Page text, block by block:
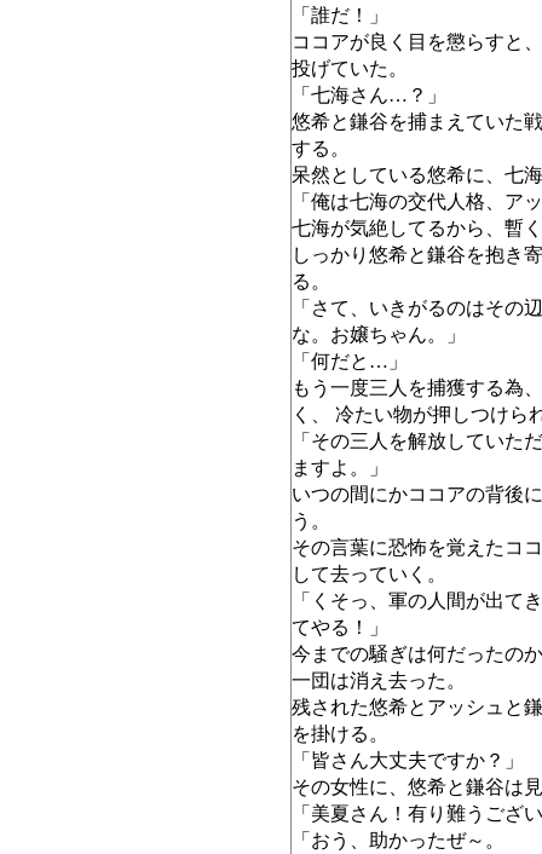
「誰だ！」
ココアが良く目を懲らすと
投げていた。
「七海さん…？」
悠希と鎌谷を捕まえていた
する。
呆然としている悠希に、七
「俺は七海の交代人格、ア
七海が気絶してるから、暫
しっかり悠希と鎌谷を抱き
る。
「さて、いきがるのはその
な。お嬢ちゃん。」
「何だと…」
もう一度三人を捕獲する為
く、 冷たい物が押しつけら
「その三人を解放していた
ますよ。」
いつの間にかココアの背後
う。
その言葉に恐怖を覚えたコ
して去っていく。
「くそっ、軍の人間が出て
てやる！」
今までの騒ぎは何だったの
一団は消え去った。
残された悠希とアッシュと
を掛ける。
「皆さん大丈夫ですか？」
その女性に、悠希と鎌谷は
「美夏さん！有り難うござ
「おう、助かったぜ～。